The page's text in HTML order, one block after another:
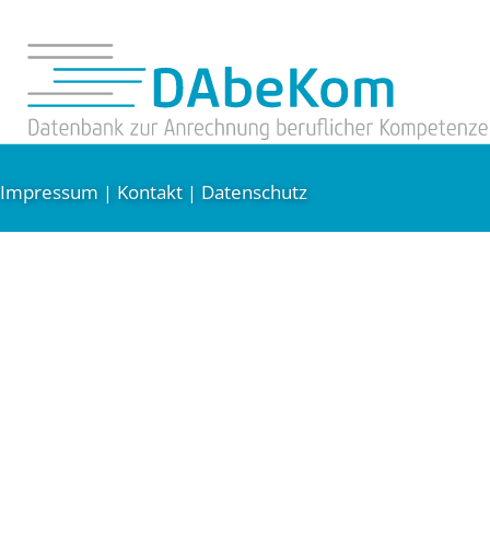
Impressum | Kontakt | Datenschutz